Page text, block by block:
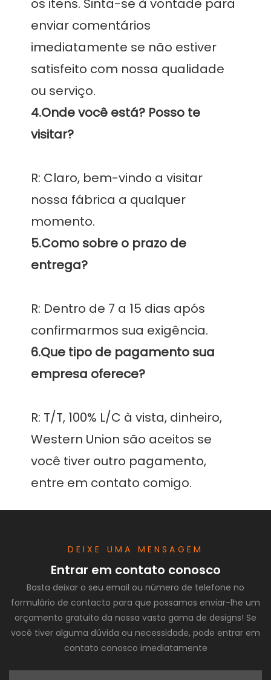
os itens. Sinta-se à vontade para
enviar comentários
imediatamente se não estiver
satisfeito com nossa qualidade
4.Onde você está? Posso te
R: Claro, bem-vindo a visitar
nossa fábrica a qualquer
5.Como sobre o prazo de
R: Dentro de 7 a 15 dias após
6.Que tipo de pagamento sua
R: T/T, 100% L/C à vista, dinheiro,
Western Union são aceitos se
você tiver outro pagamento,
DEIXE UMA MENSAGEM
Entrar em contato conosco
Basta deixar o seu email ou número de telefone no
formulário de contacto para que possamos enviar-lhe um
orçamento gratuito da nossa vasta gama de designs! Se
você tiver alguma dúvida ou necessidade, pode entrar em
contato conosco imediatamente